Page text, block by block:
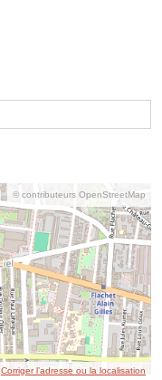
© contributeurs OpenStreetMap
Corriger l’adresse ou la localisation